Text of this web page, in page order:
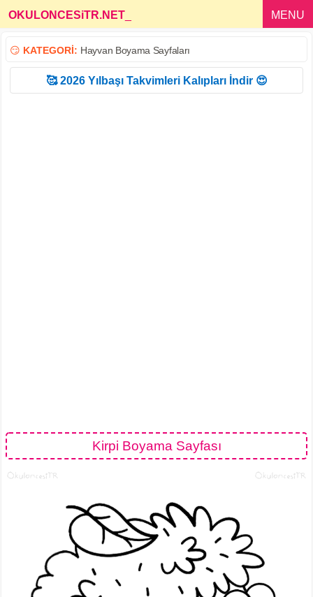
OKULONCESiTR.NET MENU
😏 KATEGORİ: Hayvan Boyama Sayfaları
🥰 2026 Yılbaşı Takvimleri Kalıpları İndir 😍
Kirpi Boyama Sayfası